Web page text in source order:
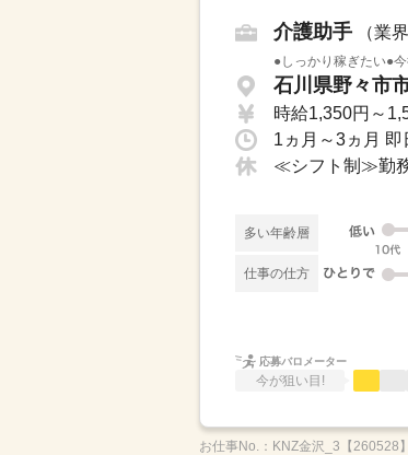
介護助手 （業
●しっかり稼ぎたい●
石川県野々市
時給1,350円～
多い年齢層
仕事の仕方
応募バロメーター
今が狙い目!
お仕事No.： KNZ金沢_3【260528】